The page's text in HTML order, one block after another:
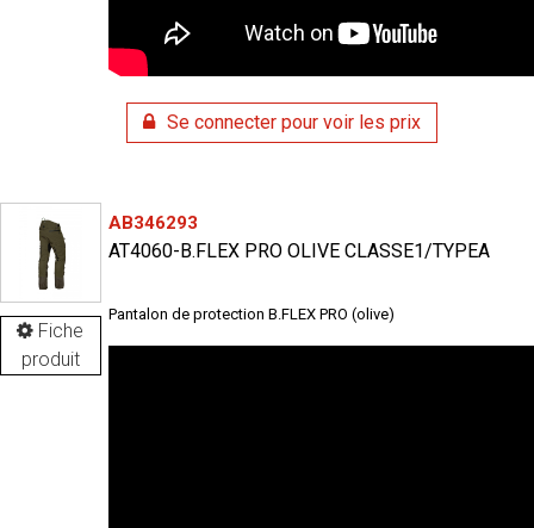
Se connecter pour voir les prix
Fiche
produit
AB346293
AT4060-B.FLEX PRO OLIVE CLASSE1/TYPEA
Pantalon de protection B.FLEX PRO (olive)